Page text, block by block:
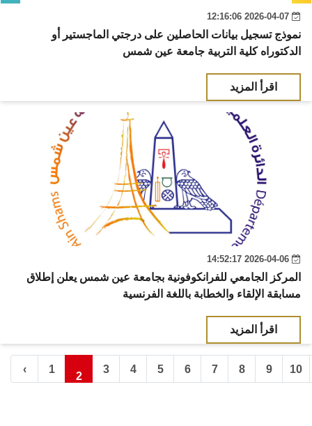
نموذج تسجيل بيانات الحاصلين على درجتي الماجستير أو
الدكتوراه كلية التربية جامعة عين شمس
اقرأ المزيد
المركز الجامعي للفرانكوفونية بجامعة عين شمس يعلن إطلاق
مسابقة الإلقاء والخطابة باللغة الفرنسية
اقرأ المزيد
‹ 1
2
3 4 5 6 7 8 9 10